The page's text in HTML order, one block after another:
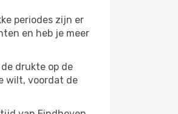
periodes zijn er
en heb je meer
drukte op de
wilt, voordat de